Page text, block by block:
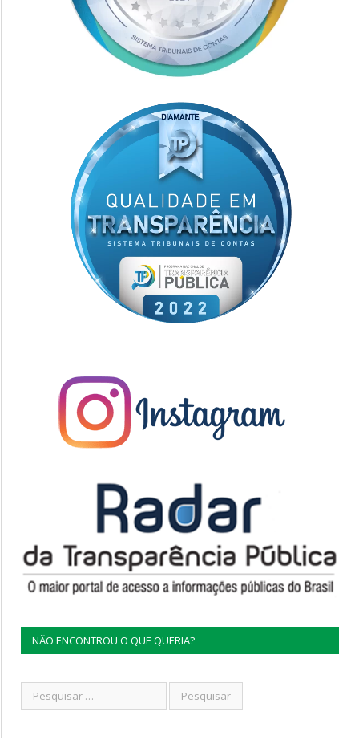
NÃO ENCONTROU O QUE QUERIA?